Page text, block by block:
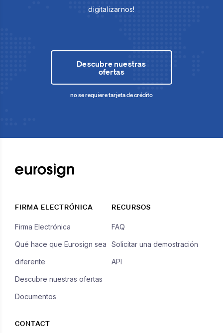
digitalizarnos!
Descubre nuestras
ofertas
no se requiere tarjeta de crédito
FIRMA ELECTRÓNICA
Firma Electrónica
Qué hace que Eurosign sea
diferente
Descubre nuestras ofertas
Documentos
RECURSOS
FAQ
Solicitar una demostración
API
CONTACT